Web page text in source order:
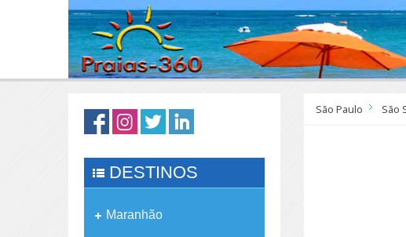
São Paulo São
DESTINOS
Maranhão